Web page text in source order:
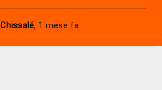
, 1 mese fa